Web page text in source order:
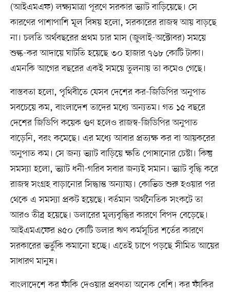
(আইএমএফ) লক্ষ্যমাত্রা পূরণে সরকার ভ্যাট বাড়িয়েছে। সে
কারণের পাশাপাশি মূল বিষয় হলো, সরকারের রাজস্ব আয় বাড়ছে
না। চলতি অর্থবছরের প্রথম চার মাস (জুলাই-অক্টোবর) সময়ে
শুল্ক-কর আদায়ে ঘাটতি হয়েছে ৩০ হাজার ৭৬৮ কোটি টাকা।
এমনকি আগের বছরের একই সময়ে তুলনায় তা কমেও গেছে।
বাস্তবতা হলো, পৃথিবীতে যেসব দেশের কর-জিডিপির অনুপাত
সবচেয়ে কম, বাংলাদেশ তাদের মধ্যে অন্যতম। গত ১৫ বছরে
দেশের জিডিপি কয়েক গুণ হলেও রাজস্ব-জিডিপির অনুপাত
বাড়েনি, বরং কমেছে। এর মধ্যে আবার প্রত্যক্ষ কর বা আয়করের
অনুপাত কম। সে জন্য ভ্যাট বাড়িয়ে ক্ষতি পোষানোর চেষ্টা। কিন্তু
সমস্যা হলো, ভ্যাট ধনী-গরিব সবার জন্যই সমান। ভ্যাট বৃদ্ধি করে
রাজস্ব সংগ্রহ বাড়ানোর সিদ্ধান্ত অন্যায্য। কোভিড শুরু হওয়ার পর
থেকে এ সমস্যা প্রকট হয়েছে। বর্তমান অর্থনৈতিক সংকটে তা
আরও তীব্র হয়েছে। ডলারের মূল্যবৃদ্ধির কারণে বিপদ বেড়েছে।
আইএমএফের ৪৫০ কোটি ডলার ঋণ কর্মসূচির শর্তের কারণে
সরকারের ভর্তুকি কমানো হচ্ছে। এতেই চাপে পড়ছে সীমিত আয়ের
সাধারণ মানুষ।
বাংলাদেশে কর ফাঁকি দেওয়ার প্রবণতা অনেক বেশি। কর ফাঁকির